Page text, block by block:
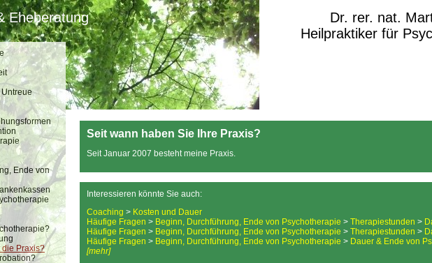
Eheberatung
Dr. rer. nat.
Heilpraktiker für
Untreue
Ende von
die Praxis?
Seit wann haben Sie Ihre Praxis?
Seit Januar 2007 besteht meine Praxis.
Interessieren könnte Sie auch:
Coaching > Kosten und Dauer
Häufige Fragen > Beginn, Durchführung, Ende von Psychotherapie > Therapiestunden >
Häufige Fragen > Beginn, Durchführung, Ende von Psychotherapie > Therapiestunden >
Häufige Fragen > Beginn, Durchführung, Ende von Psychotherapie > Dauer & Ende von
[mehr]